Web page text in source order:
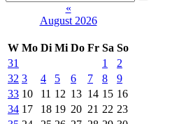
«
August 2026
W Mo Di Mi Do Fr Sa So
31
1
2
32 3 4 5 6 7 8
9
33 10 11 12 13 14 15 16
34 17 18 19 20 21 22 23